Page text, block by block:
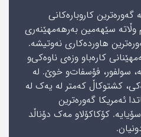
کاروبارەکانی
وڵاتە سێھەمین بەرھەمھێنەری
ھاوردەکاری نەوتیشە.
کارەبا‌و وزەی ناوەکی‌و
سولفور، فۆسفات‌و خوێ. لە
کشتوکاڵ کەمتر لە یەک لە
ئەمریکا گەورەترین
کۆکاکۆلا‌و مەک دۆناڵد